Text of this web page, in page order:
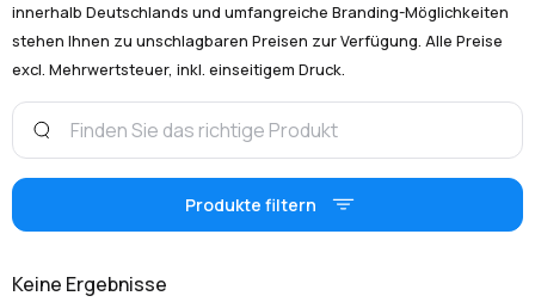
innerhalb Deutschlands und umfangreiche Branding-Möglichkeiten
stehen Ihnen zu unschlagbaren Preisen zur Verfügung. Alle Preise
excl. Mehrwertsteuer, inkl. einseitigem Druck.
Produkte filtern
Keine Ergebnisse